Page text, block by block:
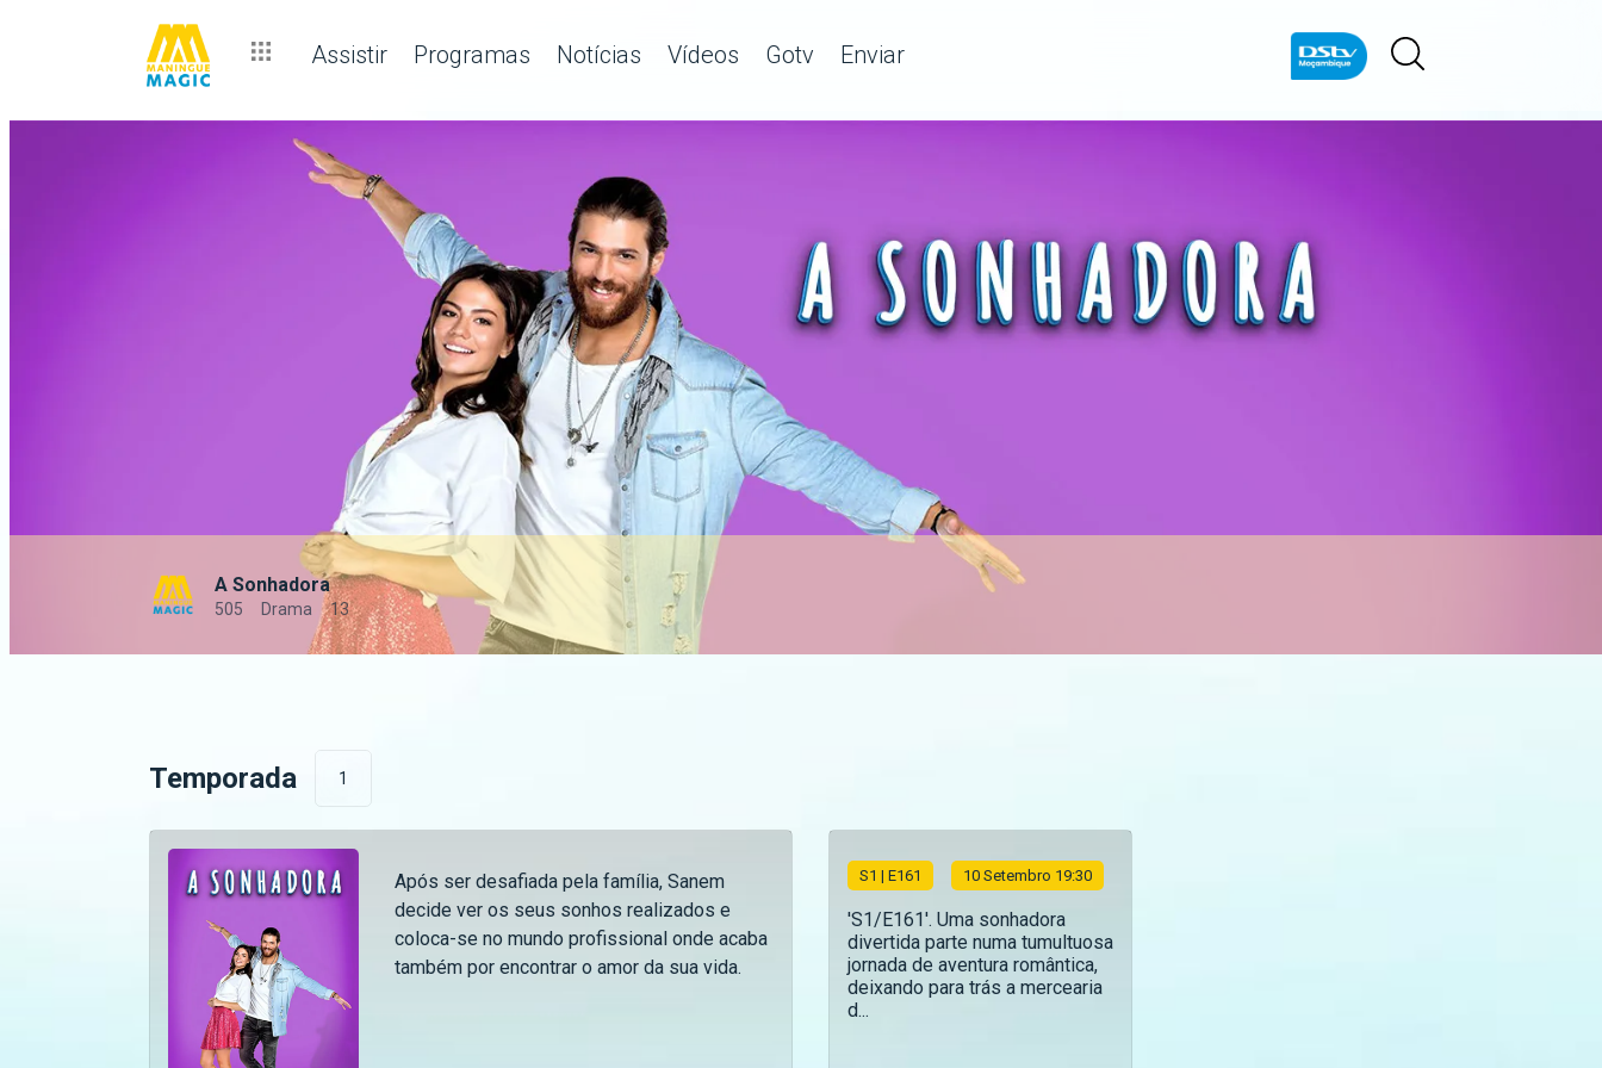
Assistir Programas Notícias Vídeos Gotv Enviar
A Sonhadora
505 Drama 13
Temporada 1
Após ser desafiada pela família, Sanem
decide ver os seus sonhos realizados e
coloca-se no mundo profissional onde acaba
também por encontrar o amor da sua vida.
S1 | E161 10 Setembro 19:30
'S1/E161'. Uma sonhadora
divertida parte numa tumultuosa
jornada de aventura romântica,
deixando para trás a mercearia
d...